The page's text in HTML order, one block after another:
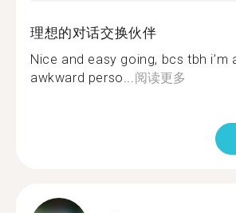
理想的对话交换伙伴
Nice and easy going, bcs tbh i’m
awkward perso... 阅读更多